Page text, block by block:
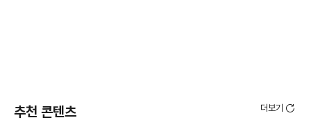
추천 콘텐츠 더보기